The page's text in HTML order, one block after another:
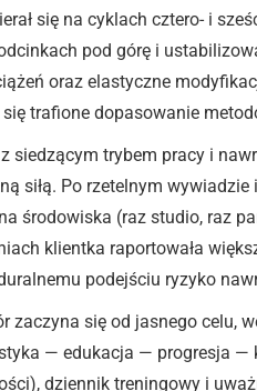
się na cyklach cztero- i
pod górę i
oraz elastyczne
trafione dopasowanie
siedzącym trybem pracy i
siłą. Po rzetelnym
środowiska (raz studio, raz
klientka raportowała
podejściu ryzyko
się od jasnego celu,
— edukacja — progresja
dziennik treningowy i